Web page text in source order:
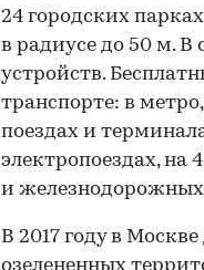
24 городских
в радиусе до 50 м. В
устройств.
транспорте: в
поездах и
электропоездах, на
и
В 2017 году в